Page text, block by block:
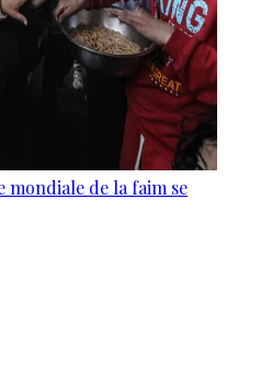
mondiale de la faim se